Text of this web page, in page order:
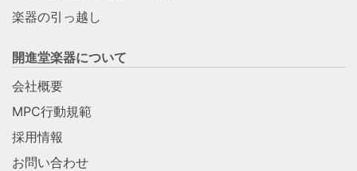
楽器の引っ越し
開進堂楽器について
会社概要
MPC行動規範
採用情報
お問い合わせ